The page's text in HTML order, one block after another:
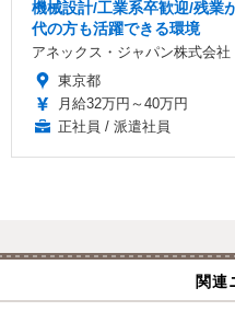
機械設計/工業系卒歓迎/残業
代の方も活躍できる環境
アネックス・ジャパン株式会社
東京都
月給32万円～40万円
正社員 / 派遣社員
関連